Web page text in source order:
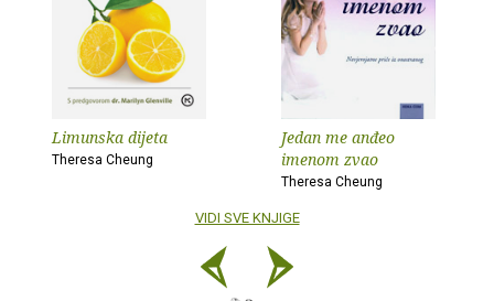
Limunska dijeta
Theresa Cheung
Jedan me anđeo
imenom zvao
Theresa Cheung
VIDI SVE KNJIGE